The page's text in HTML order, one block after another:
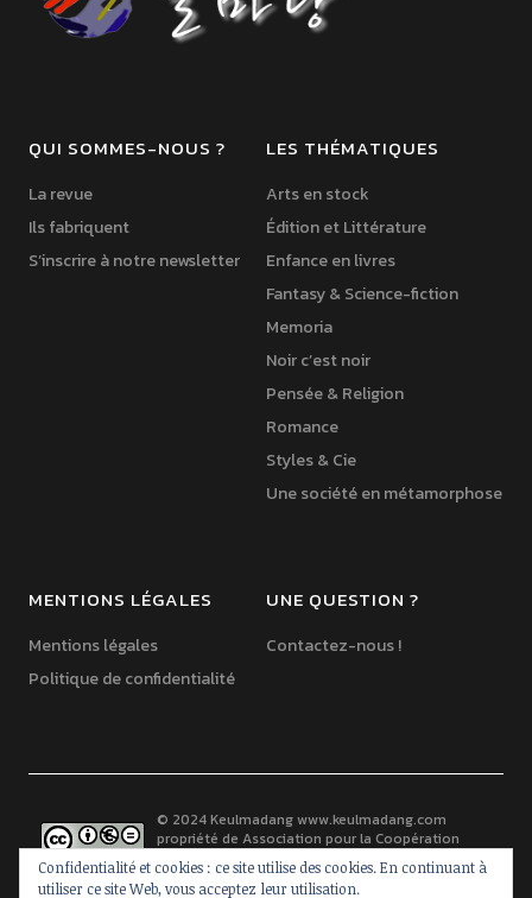
QUI SOMMES-NOUS ?
La revue
Ils fabriquent
S’inscrire à notre newsletter
LES THÉMATIQUES
Arts en stock
Édition et Littérature
Enfance en livres
Fantasy & Science-fiction
Memoria
Noir c’est noir
Pensée & Religion
Romance
Styles & Cie
Une société en métamorphose
MENTIONS LÉGALES
Mentions légales
Politique de confidentialité
UNE QUESTION ?
Contactez-nous !
© 2024 Keulmadangwww.keulmadang.com
propriété de Association pour la Coopération
France-Corée
est mis à disposition selon les
termes de lalicence Creative Commons Paternité -
Confidentialité et cookies : ce site utilise des cookies. En continuant à
utiliser ce site Web, vous acceptez leur utilisation.